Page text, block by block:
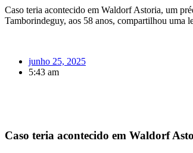
Caso teria acontecido em Waldorf Astoria, um
Tamborindeguy, aos 58 anos, compartilhou uma
junho 25, 2025
5:43 am
Caso teria acontecido em Waldorf